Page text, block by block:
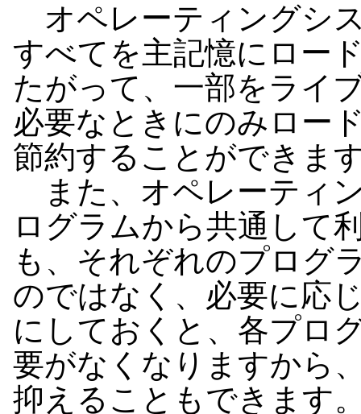
オペレーティングシ
すべてを主記憶にロー
たがって、一部をライ
必要なときにのみロー
節約することができま
また、オペレーティ
ログラムから共通して
も、それぞれのプログ
のではなく、必要に応
にしておくと、各プロ
要がなくなりますから
抑えることもできます